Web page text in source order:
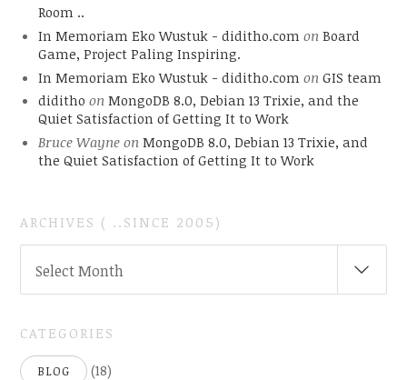
Room ..
In Memoriam Eko Wustuk - diditho.com on Board
Game, Project Paling Inspiring.
In Memoriam Eko Wustuk - diditho.com on GIS team
diditho on MongoDB 8.0, Debian 13 Trixie, and the
Quiet Satisfaction of Getting It to Work
Bruce Wayneon MongoDB 8.0, Debian 13 Trixie, and
the Quiet Satisfaction of Getting It to Work
ARCHIVES ( ..SINCE 2005)
Select Month
CATEGORIES
BLOG (18)